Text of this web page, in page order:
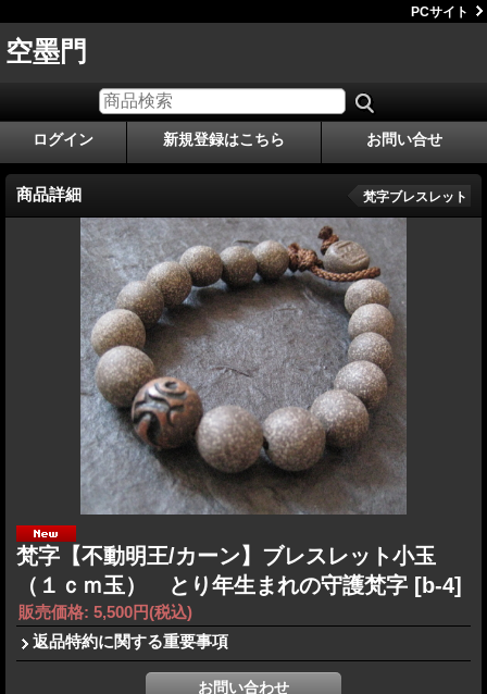
PCサイト
空墨門
ログイン 新規登録はこちら お問い合せ
商品詳細 梵字ブレスレット
梵字【不動明王/カーン】ブレスレット小玉
（１ｃｍ玉） とり年生まれの守護梵字 [b-4]
販売価格: 5,500円(税込)
返品特約に関する重要事項